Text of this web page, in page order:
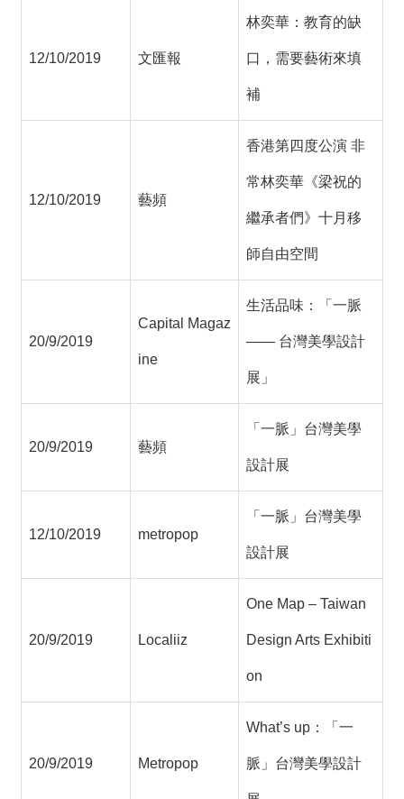
12/10/2019 文匯報
林奕華：教育的缺
口，需要藝術來填
補
12/10/2019 藝頻
香港第四度公演 非
常林奕華《梁祝的
繼承者們》十月移
師自由空間
20/9/2019
Capital Magaz
ine
生活品味：「一脈
—— 台灣美學設計
展」
20/9/2019 藝頻
「一脈」台灣美學
設計展
12/10/2019 metropop
「一脈」台灣美學
設計展
20/9/2019 Localiiz
One Map – Taiwan
Design Arts Exhibiti
on
20/9/2019 Metropop
What’s up：「一
脈」台灣美學設計